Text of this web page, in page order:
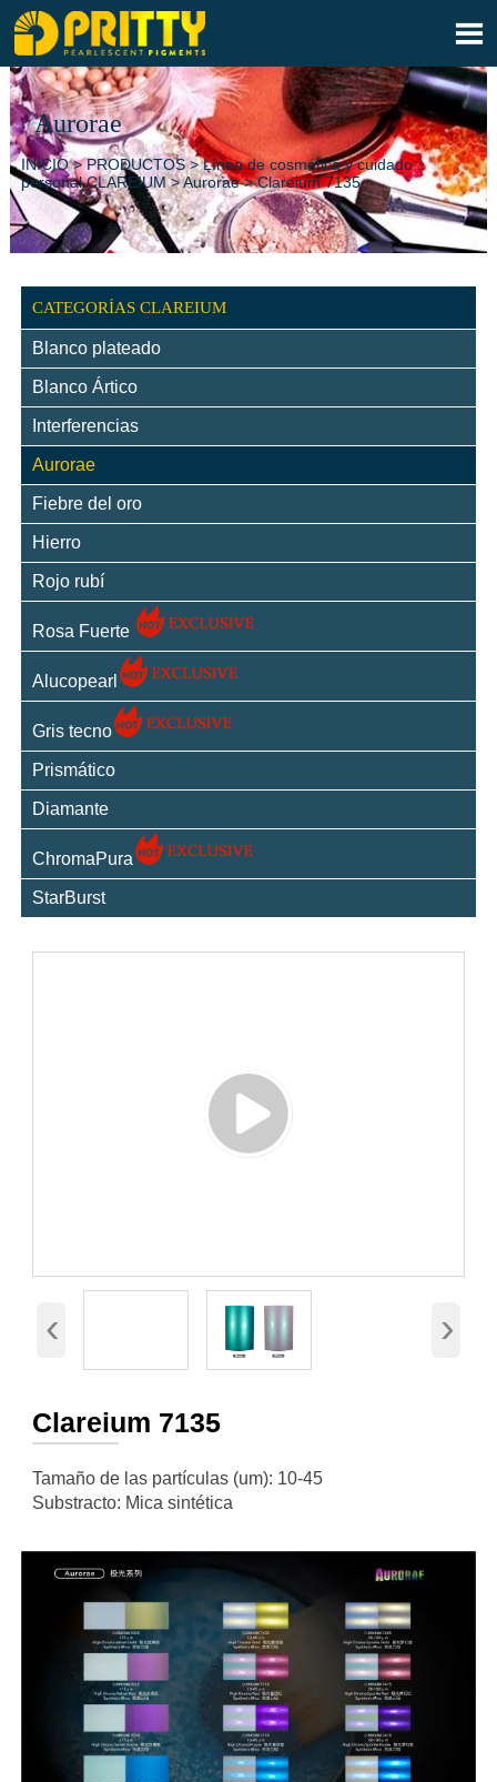

Aurorae
INICIO>PRODUCTOS>Línea de cosmética y cuidado
personal CLAREIUM>Aurorae>Clareium 7135
CATEGORÍAS CLAREIUM
Blanco plateado
Blanco Ártico
Interferencias
Aurorae
Fiebre del oro
Hierro
Rojo rubí
Rosa Fuerte
Alucopearl
Gris tecno
Prismático
Diamante
ChromaPura
StarBurst
‹ ›
Clareium 7135
Tamaño de las partículas (um): 10-45
Substracto: Mica sintética